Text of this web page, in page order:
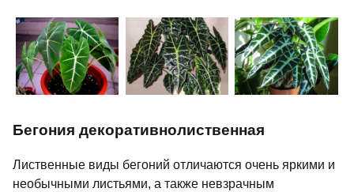
Бегония декоративнолиственная
Лиственные виды бегоний отличаются очень яркими и
необычными листьями, а также невзрачным